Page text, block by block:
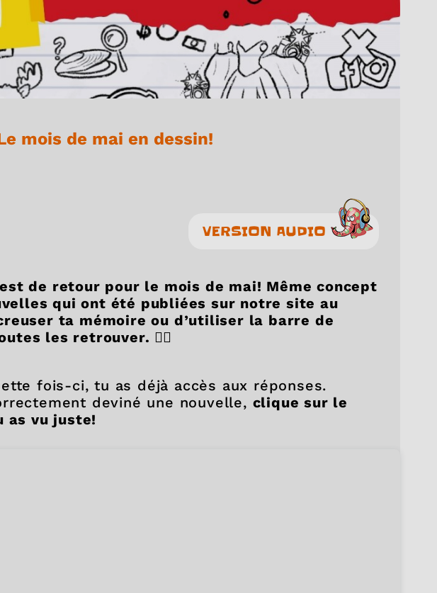
mois de mai en dessin!
VERSION AUDIO
de retour pour le mois de mai! Même concept
qui ont été publiées sur notre site au
ta mémoire ou d’utiliser la barre de
les retrouver. 🕵🏻
fois-ci, tu as déjà accès aux réponses.
deviné une nouvelle, clique sur le
as vu juste!